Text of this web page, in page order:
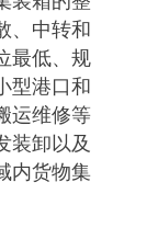
、中转和
最低、规
型港口和
运维修等
装卸以及
内货物集